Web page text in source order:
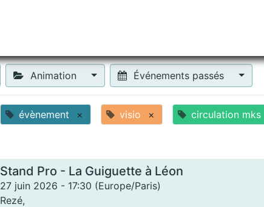
Animation Événements passés
évènement × visio × circulation mks
Stand Pro - La Guiguette à Léon
27 juin 2026 - 17:30 (Europe/Paris)
Rezé,